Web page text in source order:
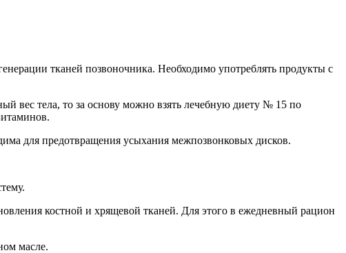
тканей позвоночника. Необходимо употреблять продукты с
вес тела, то за основу можно взять лечебную диету № 15 по
для предотвращения усыхания межпозвонковых дисков.
костной и хрящевой тканей. Для этого в ежедневный рацион
масле.